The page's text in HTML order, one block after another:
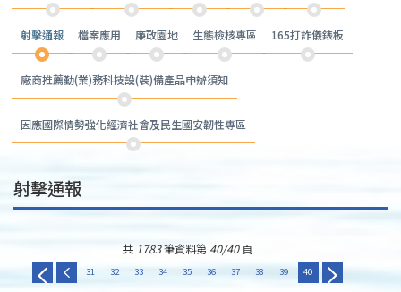
射擊通報 檔案應用 廉政園地 生態檢核專區 165打詐儀錶板
廠商推薦勤(業)務科技設(裝)備產品申辦須知
因應國際情勢強化經濟社會及民生國安韌性專區
射擊通報
共 1783筆資料第 40/40頁
31 32 33 34 35 36 37 38 39 40